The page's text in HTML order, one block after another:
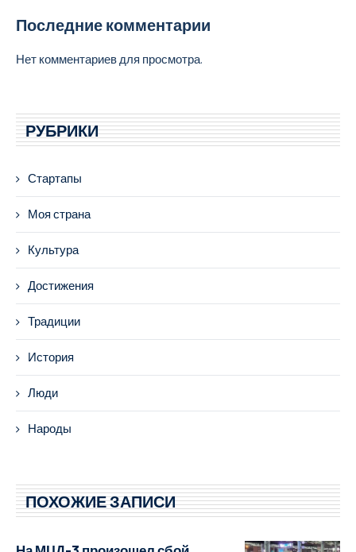
Последние комментарии
Нет комментариев для просмотра.
РУБРИКИ
Стартапы
Моя страна
Культура
Достижения
Традиции
История
Люди
Народы
ПОХОЖИЕ ЗАПИСИ